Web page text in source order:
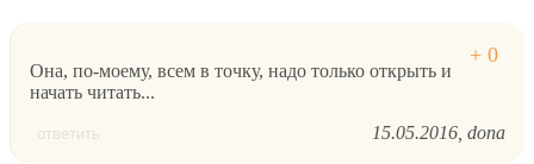
Она, по-моему, всем в точку, надо только открыть и
начать читать...
ответить 15.05.2016 dona